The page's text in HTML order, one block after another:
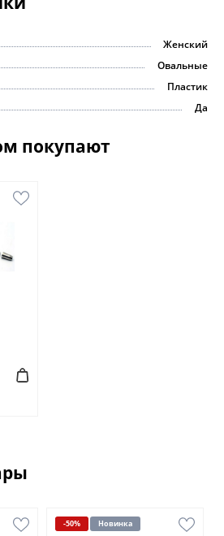
Женский
Овальные
Пластик
Да
покупают
-50% Новинка